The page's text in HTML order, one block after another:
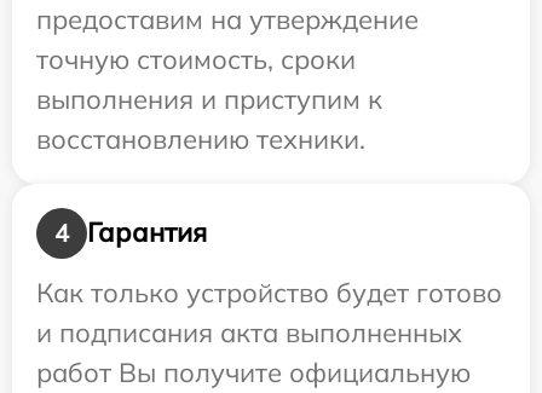
предоставим на утверждение
точную стоимость, сроки
выполнения и приступим к
восстановлению техники.
4
Гарантия
Как только устройство будет готово
и подписания акта выполненных
работ Вы получите официальную